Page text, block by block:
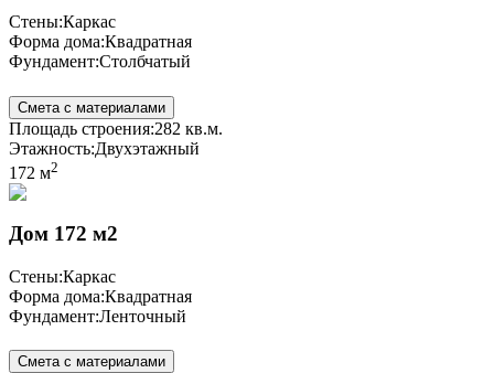
Стены:Каркас
Форма дома:Квадратная
Фундамент:Столбчатый
Смета с материалами
Площадь строения:282 кв.м.
Этажность:Двухэтажный
172 м2
Дом 172 м2
Стены:Каркас
Форма дома:Квадратная
Фундамент:Ленточный
Смета с материалами